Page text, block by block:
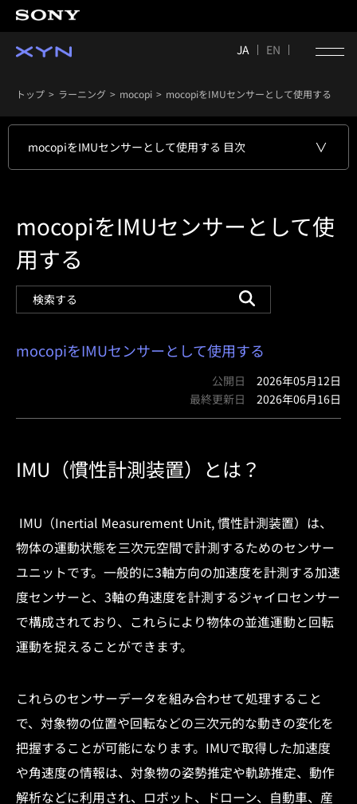
JA EN
トップ ラーニング mocopi mocopiをIMUセンサーとして使用する
mocopiをIMUセンサーとして使用する 目次
mocopiをIMUセンサーとして使
用する
mocopiをIMUセンサーとして使用する
公開日 2026年05月12日
最終更新日 2026年06月16日
IMU（慣性計測装置）とは？
IMU（Inertial Measurement Unit, 慣性計測装置）は、
物体の運動状態を三次元空間で計測するためのセンサー
ユニットです。一般的に3軸方向の加速度を計測する加速
度センサーと、3軸の角速度を計測するジャイロセンサー
で構成されており、これらにより物体の並進運動と回転
運動を捉えることができます。
これらのセンサーデータを組み合わせて処理すること
で、対象物の位置や回転などの三次元的な動きの変化を
把握することが可能になります。IMUで取得した加速度
や角速度の情報は、対象物の姿勢推定や軌跡推定、動作
解析などに利用され、ロボット、ドローン、自動車、産